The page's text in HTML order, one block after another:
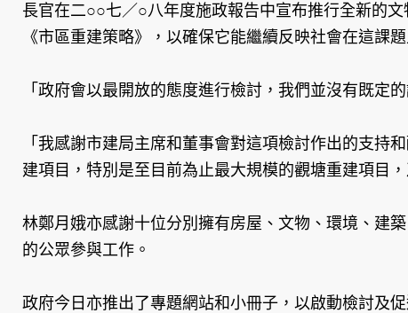
長官在二○○七／○八年度施政報告中宣布推行全新的
《市區重建策略》，以確保它能繼續反映社會在這課
「政府會以最開放的態度進行檢討，我們並沒有既定
「我感謝市建局主席和董事會對這項檢討作出的支
建項目，特別是至目前為止最大規模的觀塘重建項目
林鄭月娥亦感謝十位分別擁有房屋、文物、環境、建
的公眾參與工作。
政府今日亦推出了專題網站和小冊子，以啟動檢討及